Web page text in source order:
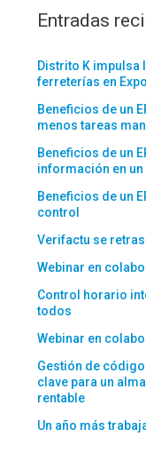
Entradas
Distrito K
ferreterías en
Beneficios de un
menos tareas
Beneficios de un
información en
Beneficios de un
control
Verifactu se
Webinar en
Control horario
todos
Webinar en
Gestión de
clave para un
rentable
Un año más